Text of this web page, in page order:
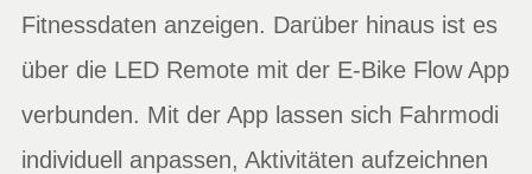
Fitnessdaten anzeigen. Darüber hinaus ist es
über die LED Remote mit der E-Bike Flow App
verbunden. Mit der App lassen sich Fahrmodi
individuell anpassen, Aktivitäten aufzeichnen